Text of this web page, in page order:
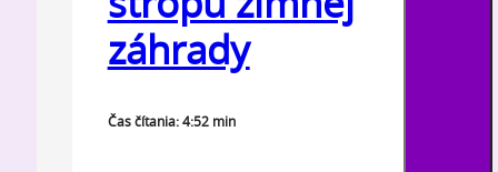
záhrady
Čas čítania: 4:52 min